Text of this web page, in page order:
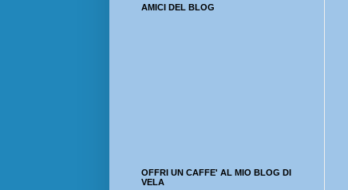
AMICI DEL BLOG
OFFRI UN CAFFE' AL MIO BLOG DI
VELA